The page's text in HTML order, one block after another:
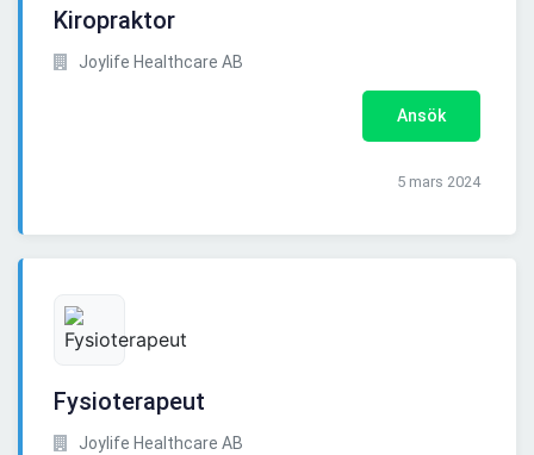
Kiropraktor
Joylife Healthcare AB
Ansök
5 mars 2024
Fysioterapeut
Joylife Healthcare AB